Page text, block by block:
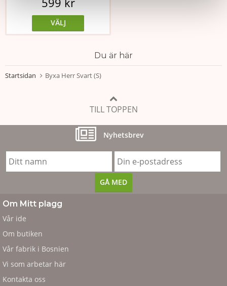
VÄLJ
Du är här
Startsidan Byxa Herr Svart (S)
TILL TOPPEN
Nyhetsbrev
Om Mitt plagg
Vår ide
Om butiken
Vår fabrik i Bosnien
Vi som arbetar här
Kontakta oss